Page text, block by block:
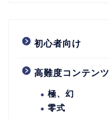
初心者向け
高難度コンテンツ
極、幻
零式